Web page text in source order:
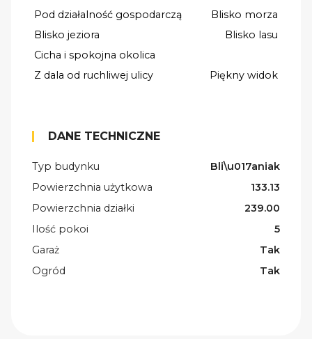
Pod działalność gospodarczą
Blisko morza
Blisko jeziora
Blisko lasu
Cicha i spokojna okolica
Z dala od ruchliwej ulicy
Piękny widok
DANE TECHNICZNE
Typ budynku
Bli\u017aniak
Powierzchnia użytkowa
133.13
Powierzchnia działki
239.00
Ilość pokoi
5
Garaż
Tak
Ogród
Tak